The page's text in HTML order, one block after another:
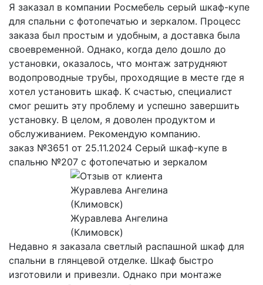
Я заказал в компании Росмебель серый шкаф-купе
для спальни с фотопечатью и зеркалом. Процесс
заказа был простым и удобным, а доставка была
своевременной. Однако, когда дело дошло до
установки, оказалось, что монтаж затрудняют
водопроводные трубы, проходящие в месте где я
хотел установить шкаф. К счастью, специалист
смог решить эту проблему и успешно завершить
установку. В целом, я доволен продуктом и
обслуживанием. Рекомендую компанию.
заказ №3651 от 25.11.2024 Серый шкаф-купе в
спальню №207 с фотопечатью и зеркалом
Журавлева Ангелина
(Климовск)
Недавно я заказала светлый распашной шкаф для
спальни в глянцевой отделке. Шкаф быстро
изготовили и привезли. Однако при монтаже